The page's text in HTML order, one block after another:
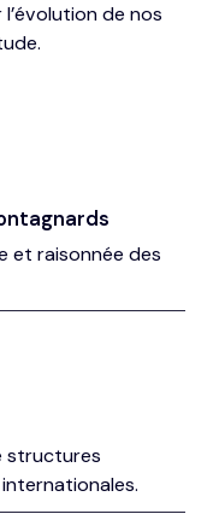
de nos
et raisonnée des
structures